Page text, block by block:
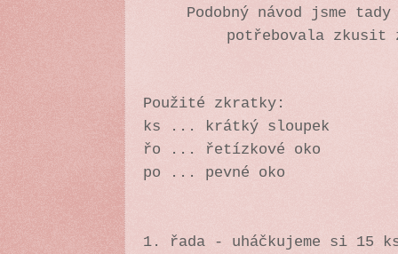
Podobný návod jsme
potřebovala
Použité zkratky:
ks ... krátký sloupek
řo ... řetízkové oko
po ... pevné oko
1. řada - uháčkujeme si 15